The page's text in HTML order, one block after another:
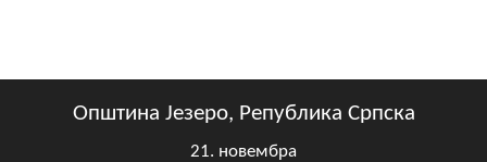
Општина Језеро, Република Српска
21. новембра